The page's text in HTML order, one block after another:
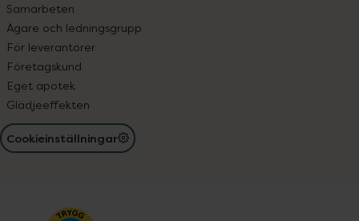
Samarbeten
Ägare och ledningsgrupp
För leverantörer
Företagskund
Eget apotek
Glädjeeffekten
Cookieinställningar